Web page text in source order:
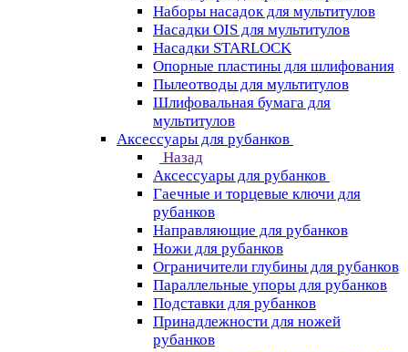
Наборы насадок для мультитулов
Насадки OIS для мультитулов
Насадки STARLOCK
Опорные пластины для шлифования
Пылеотводы для мультитулов
Шлифовальная бумага для
мультитулов
Аксессуары для рубанков
Назад
Аксессуары для рубанков
Гаечные и торцевые ключи для
рубанков
Направляющие для рубанков
Ножи для рубанков
Ограничители глубины для рубанков
Параллельные упоры для рубанков
Подставки для рубанков
Принадлежности для ножей
рубанков